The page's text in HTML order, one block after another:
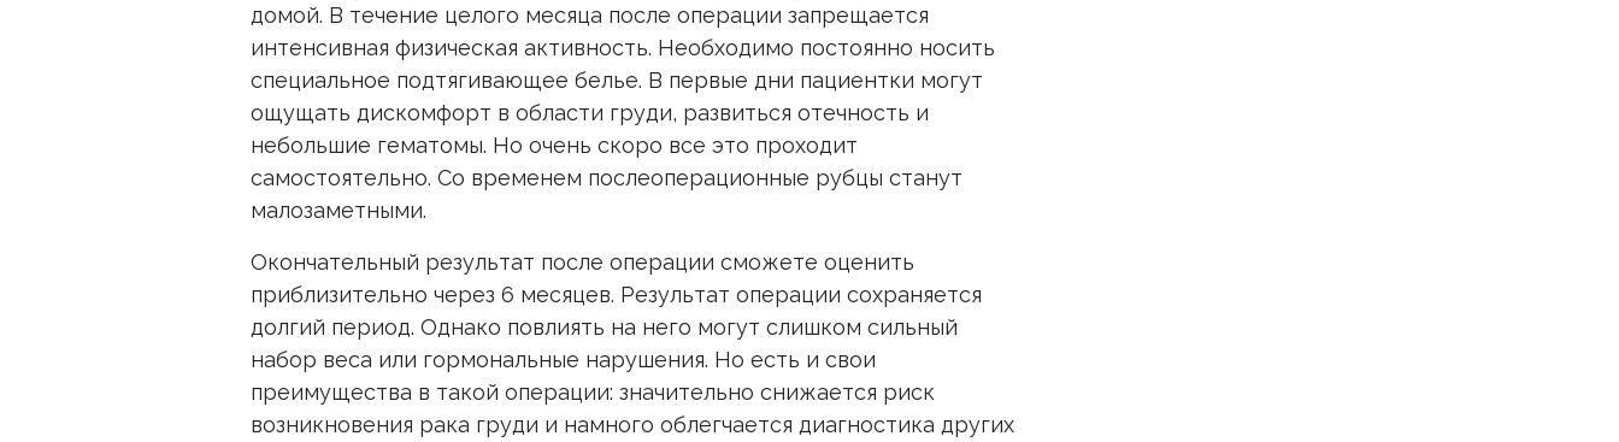
домой. В течение целого месяца после операции запрещается
интенсивная физическая активность. Необходимо постоянно носить
специальное подтягивающее белье. В первые дни пациентки могут
ощущать дискомфорт в области груди, развиться отечность и
небольшие гематомы. Но очень скоро все это проходит
самостоятельно. Со временем послеоперационные рубцы станут
малозаметными.
Окончательный результат после операции сможете оценить
приблизительно через 6 месяцев. Результат операции сохраняется
долгий период. Однако повлиять на него могут слишком сильный
набор веса или гормональные нарушения. Но есть и свои
преимущества в такой операции: значительно снижается риск
возникновения рака груди и намного облегчается диагностика других